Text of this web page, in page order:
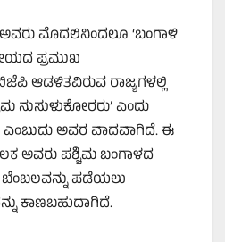
ಅವರು ಮೊದಲಿನಿಂದಲೂ ‘ಬಂಗಾಳಿ
ಪ್ರಮುಖ
ಆಡಳಿತವಿರುವ ರಾಜ್ಯಗಳಲ್ಲಿ
ನುಸುಳುಕೋರರು’ ಎಂದು
ಅವರ ವಾದವಾಗಿದೆ. ಈ
ಅವರು ಪಶ್ಚಿಮ ಬಂಗಾಳದ
ಬೆಂಬಲವನ್ನು ಪಡೆಯಲು
ಕಾಣಬಹುದಾಗಿದೆ.